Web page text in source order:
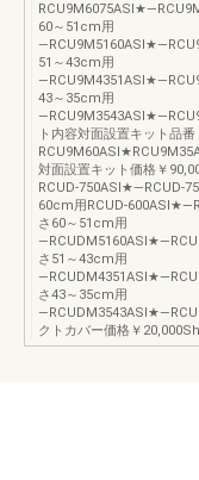
60～51cm用
51～43cm用
43～35cm用
ト内容対面設置キット品番
対面設置キット価格￥
RCUD-750ASI★―RCUD-
60cm用RCUD-
さ60～51cm用
さ51～43cm用
さ43～35cm用
クトカバー価格￥